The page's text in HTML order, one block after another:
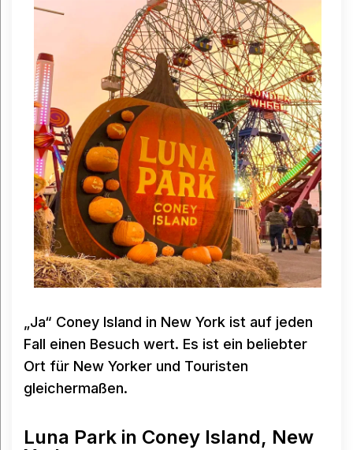
„Ja“ Coney Island in New York ist auf jeden
Fall einen Besuch wert. Es ist ein beliebter
Ort für New Yorker und Touristen
gleichermaßen.
Luna Park in Coney Island, New